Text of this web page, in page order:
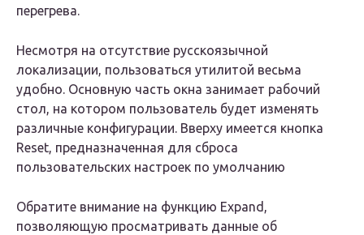
перегрева.
Несмотря на отсутствие русскоязычной
локализации, пользоваться утилитой весьма
удобно. Основную часть окна занимает рабочий
стол, на котором пользователь будет изменять
различные конфигурации. Вверху имеется кнопка
Reset, предназначенная для сброса
пользовательских настроек по умолчанию
Обратите внимание на функцию Expand,
позволяющую просматривать данные об